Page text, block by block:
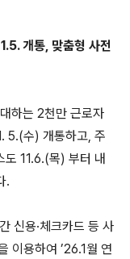
개통, 맞춤형 사전
하는 2천만 근로자
5.(수) 개통하고, 주
도 11.6.(목) 부터 내
.
신용·체크카드 등 사
이용하여 ’26.1월 연